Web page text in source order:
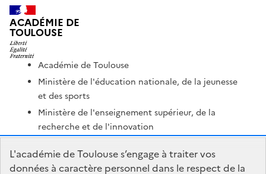
ACADÉMIE DE
TOULOUSE
Académie de Toulouse
Ministère de l'éducation nationale, de la jeunesse
et des sports
Ministère de l'enseignement supérieur, de la
recherche et de l'innovation
Nous contacter
L'académie de Toulouse s’engage à traiter vos
données à caractère personnel dans le respect de la